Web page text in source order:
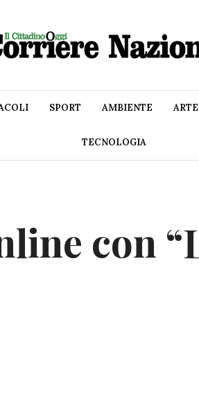
SPORT AMBIENTE ARTE
TECNOLOGIA
con